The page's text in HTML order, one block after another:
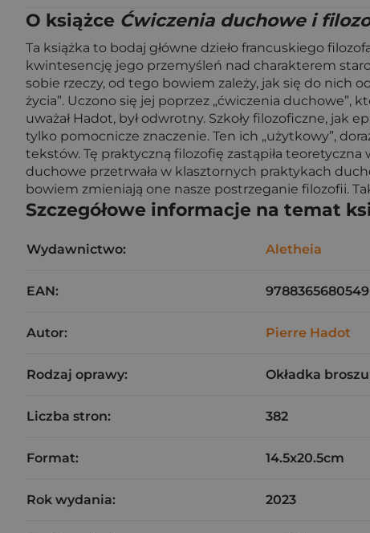
O książce Ćwiczenia duchowe i
Ta książka to bodaj główne dzieło francuskiego
kwintesencję jego przemyśleń nad charakterem
sobie rzeczy, od tego bowiem zależy, jak się do nich
życia”. Uczono się jej poprzez „ćwiczenia
uważał Hadot, był odwrotny. Szkoły filozoficzne, jak
tylko pomocnicze znaczenie. Ten ich „użytkowy”,
tekstów. Tę praktyczną filozofię zastąpiła
duchowe przetrwała w klasztornych praktykach
bowiem zmieniają one nasze postrzeganie filozofii.
Szczegółowe informacje na temat
Wydawnictwo: Aletheia
EAN: 9788365680549
Autor: Pierre Hadot
Rodzaj oprawy: Okładka
Liczba stron: 382
Format: 14.5x20.5cm
Rok wydania: 2023